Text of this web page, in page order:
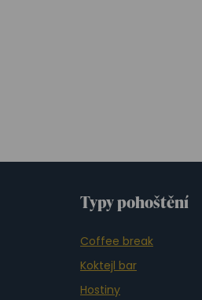
Typy pohoštění
Coffee break
Koktejl bar
Hostiny